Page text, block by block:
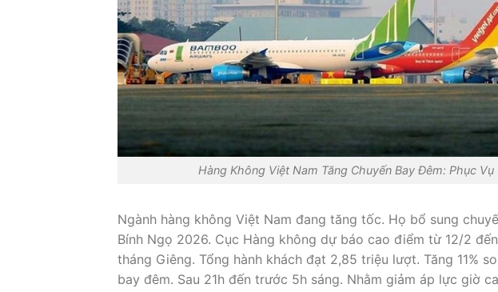
Hàng Không Việt Nam Tăng Chuyến Bay Đêm: Phục
Ngành hàng không Việt Nam đang tăng tốc. Họ bổ sung
Bính Ngọ 2026. Cục Hàng không dự báo cao điểm từ 12/2
tháng Giêng. Tổng hành khách đạt 2,85 triệu lượt. Tăng 11%
bay đêm. Sau 21h đến trước 5h sáng. Nhằm giảm áp lực giờ